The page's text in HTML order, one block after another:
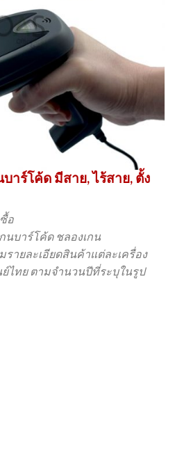
าร์โค้ด มีสาย, ไร้สาย, ตั้ง
อ
นบาร์โค้ด ชลองเกน
ายละเอียดสินค้าแต่ละเครื่อง
ไทย ตามจำนวนปีที่ระบุในรูป